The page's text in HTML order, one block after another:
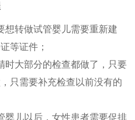
想转做试管婴儿需要重新建
等证件；
时大部分的检查都做了，只要
只需要补充检查以前没有的
婴儿以后，女性患者需要促排